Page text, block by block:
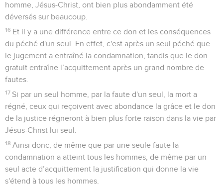
homme, Jésus-Christ, ont bien plus abondamment été
déversés sur beaucoup.
16 Et il y a une différence entre ce don et les conséquences
du péché d'un seul. En effet, c'est après un seul péché que
le jugement a entraîné la condamnation, tandis que le don
gratuit entraîne l’acquittement après un grand nombre de
fautes.
17 Si par un seul homme, par la faute d'un seul, la mort a
régné, ceux qui reçoivent avec abondance la grâce et le don
de la justice régneront à bien plus forte raison dans la vie par
Jésus-Christ lui seul.
18 Ainsi donc, de même que par une seule faute la
condamnation a atteint tous les hommes, de même par un
seul acte d’acquittement la justification qui donne la vie
s'étend à tous les hommes.